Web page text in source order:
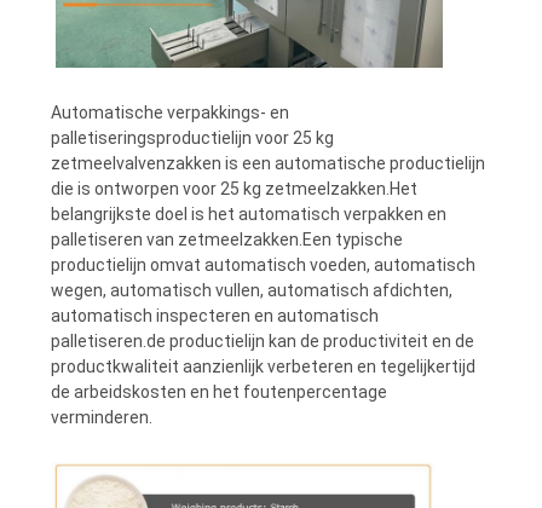
Automatische verpakkings- en
palletiseringsproductielijn voor 25 kg
zetmeelvalvenzakken is een automatische productielijn
die is ontworpen voor 25 kg zetmeelzakken.Het
belangrijkste doel is het automatisch verpakken en
palletiseren van zetmeelzakken.Een typische
productielijn omvat automatisch voeden, automatisch
wegen, automatisch vullen, automatisch afdichten,
automatisch inspecteren en automatisch
palletiseren.de productielijn kan de productiviteit en de
productkwaliteit aanzienlijk verbeteren en tegelijkertijd
de arbeidskosten en het foutenpercentage
verminderen.